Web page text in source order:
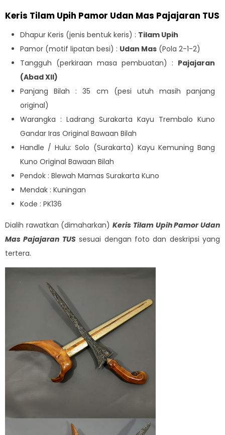
Keris Tilam Upih Pamor Udan Mas Pajajaran TUS
Dhapur Keris (jenis bentuk keris) : Tilam Upih
Pamor (motif lipatan besi) : Udan Mas (Pola 2-1-2)
Tangguh (perkiraan masa pembuatan) : Pajajaran
(Abad XII)
Panjang Bilah : 35 cm (pesi utuh masih panjang
original)
Warangka : Ladrang Surakarta Kayu Trembalo Kuno
Gandar Iras Original Bawaan Bilah
Handle / Hulu: Solo (Surakarta) Kayu Kemuning Bang
Kuno Original Bawaan Bilah
Pendok : Blewah Mamas Surakarta Kuno
Mendak : Kuningan
Kode : PK136
Dialih rawatkan (dimaharkan)Keris Tilam Upih Pamor Udan
Mas Pajajaran TUSsesuai dengan foto dan deskripsi yang
tertera.